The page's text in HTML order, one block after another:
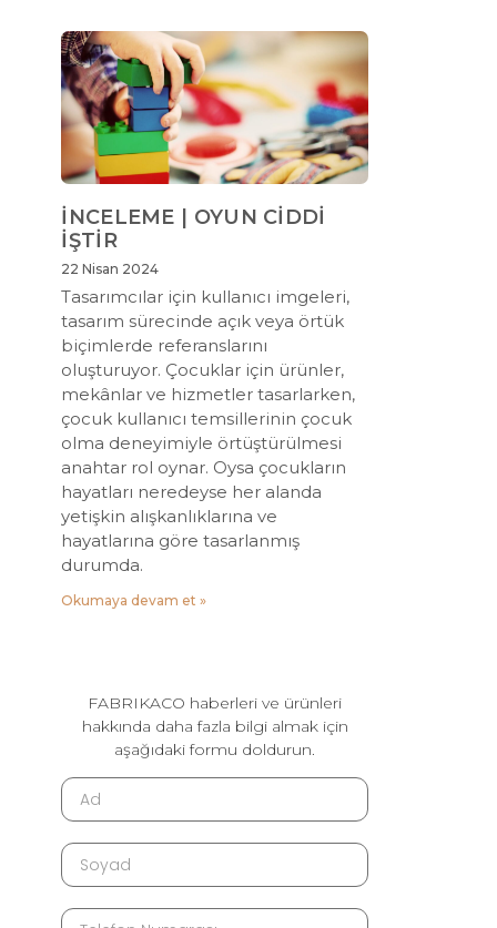
İNCELEME | OYUN CİDDİ
İŞTİR
22 Nisan 2024
Tasarımcılar için kullanıcı imgeleri,
tasarım sürecinde açık veya örtük
biçimlerde referanslarını
oluşturuyor. Çocuklar için ürünler,
mekânlar ve hizmetler tasarlarken,
çocuk kullanıcı temsillerinin çocuk
olma deneyimiyle örtüştürülmesi
anahtar rol oynar. Oysa çocukların
hayatları neredeyse her alanda
yetişkin alışkanlıklarına ve
hayatlarına göre tasarlanmış
durumda.
Okumaya devam et »
FABRIKACO haberleri ve ürünleri
hakkında daha fazla bilgi almak için
aşağıdaki formu doldurun.